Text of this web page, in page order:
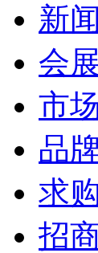
新闻
会展
市
品
求购
招